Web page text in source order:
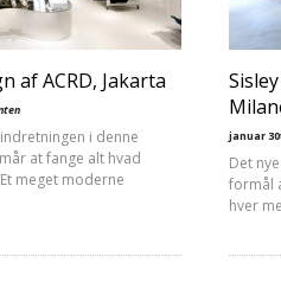
af ACRD, Jakarta
i denne
at fange alt hvad
meget moderne
januar
Det
formål
hver